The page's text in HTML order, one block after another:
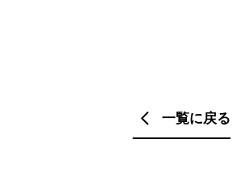
一覧に戻る